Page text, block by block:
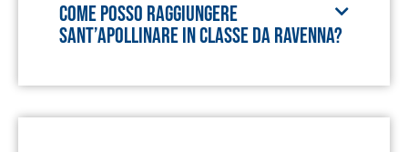
Come posso raggiungere
Sant’Apollinare in Classe da Ravenna?